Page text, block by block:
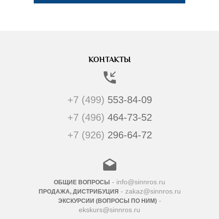
КОНТАКТЫ
+7 (499) 553-84-09
+7 (496) 464-73-52
+7 (926) 296-64-72
ОБЩИЕ ВОПРОСЫ - info@sinnros.ru
ПРОДАЖА, ДИСТРИБУЦИЯ - zakaz@sinnros.ru
ЭКСКУРСИИ (ВОПРОСЫ ПО НИМ)-
ekskurs@sinnros.ru